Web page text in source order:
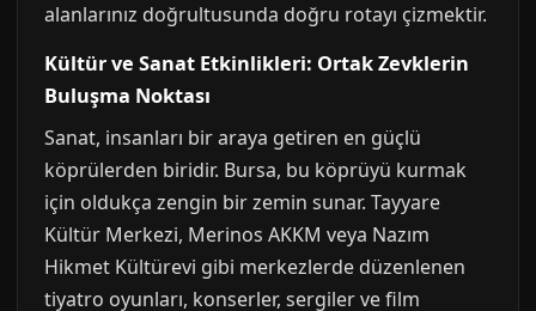
alanlarınız doğrultusunda doğru rotayı çizmektir.
Kültür ve Sanat Etkinlikleri: Ortak Zevklerin
Buluşma Noktası
Sanat, insanları bir araya getiren en güçlü
köprülerden biridir. Bursa, bu köprüyü kurmak
için oldukça zengin bir zemin sunar. Tayyare
Kültür Merkezi, Merinos AKKM veya Nazım
Hikmet Kültürevi gibi merkezlerde düzenlenen
tiyatro oyunları, konserler, sergiler ve film